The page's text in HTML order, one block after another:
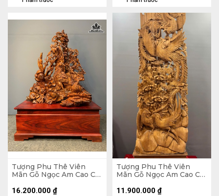
Tượng Phu Thê Viên
Mãn Gỗ Ngọc Am Cao Cả
(cm) - Kỷ Cao 35
16.200.000 ₫
Tượng Phu Thê Viên
Mãn Gỗ Ngọc Am Cao Cả
(cm) - Kỷ Cao 15 (cm)
11.900.000 ₫